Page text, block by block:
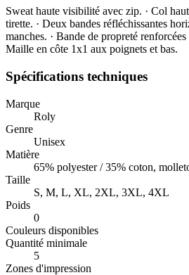
Sweat haute visibilité avec zip. · Col
tirette. · Deux bandes réfléchissantes
manches. · Bande de propreté
Maille en côte 1x1 aux poignets et bas.
Spécifications techniques
Marque
Roly
Genre
Unisex
Matière
65% polyester / 35% coton,
Taille
S, M, L, XL, 2XL, 3XL, 4XL
Poids
0
Couleurs disponibles
Quantité minimale
5
Zones d'impression